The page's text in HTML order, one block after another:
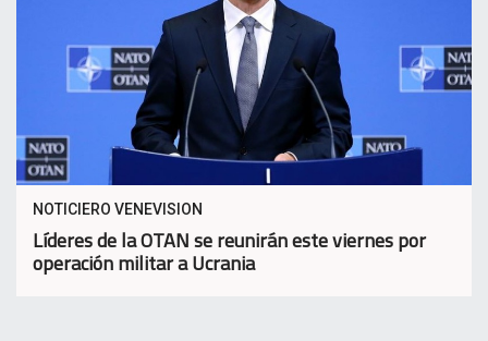
NOTICIERO VENEVISION
Líderes de la OTAN se reunirán este viernes por
operación militar a Ucrania